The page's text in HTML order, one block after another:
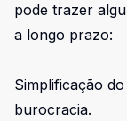
pode trazer
a longo prazo:
Simplificação
burocracia.